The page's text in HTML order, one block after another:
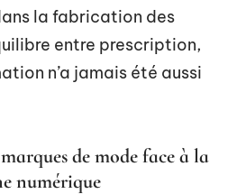
la fabrication des
entre prescription,
n’a jamais été aussi
de mode face à la
numérique